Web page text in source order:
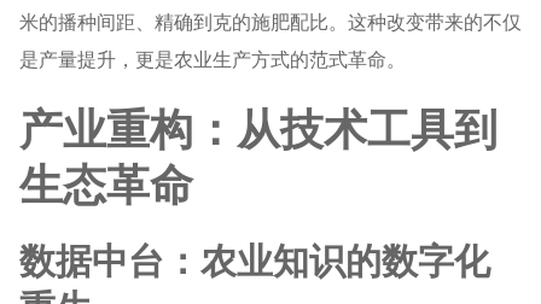
米的播种间距、精确到克的施肥配比。这种改变带来的不仅
是产量提升，更是农业生产方式的范式革命。
产业重构：从技术工具到
生态革命
数据中台：农业知识的数字化